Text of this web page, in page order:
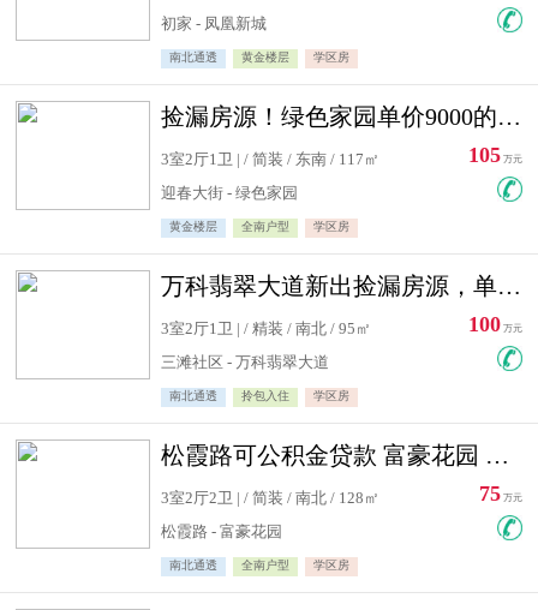
初家 - 凤凰新城
南北通透 黄金楼层 学区房
捡漏房源！绿色家园单价9000的大三居，实验小学永明双学区
3室2厅1卫 | / 简装 / 东南 / 117㎡
迎春大街 - 绿色家园
黄金楼层 全南户型 学区房
105 万元
万科翡翠大道新出捡漏房源，单价10500精装修
3室2厅1卫 | / 精装 / 南北 / 95㎡
三滩社区 - 万科翡翠大道
南北通透 拎包入住 学区房
100 万元
松霞路可公积金贷款 富豪花园 复式住宅急售送小棚
3室2厅2卫 | / 简装 / 南北 / 128㎡
松霞路 - 富豪花园
南北通透 全南户型 学区房
75 万元